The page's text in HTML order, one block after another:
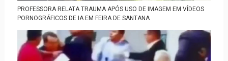
PROFESSORA RELATA TRAUMA APÓS USO DE IMAGEM EM VÍDEOS
PORNOGRÁFICOS DE IA EM FEIRA DE SANTANA